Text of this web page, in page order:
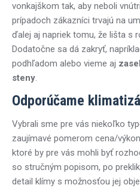
vonkajškom tak, aby neboli
prípadoch zákazníci trvajú na
ďalej aj napriek tomu, že lišta s
Dodatočne sa dá zakryť,
podhľadom alebo vieme aj
steny.
Odporúčame
Vybrali sme pre vás niekoľko
zaujímavé pomerom cena/
ktoré by pre vás mohli byť
so stručným popisom, po
detail klímy s možnosťou jej